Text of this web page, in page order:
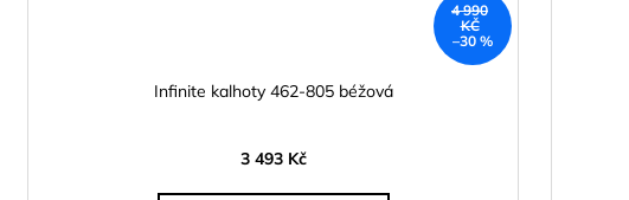
4 990
KČ
–30 %
Infinite kalhoty 462-805 béžová
3 493 Kč